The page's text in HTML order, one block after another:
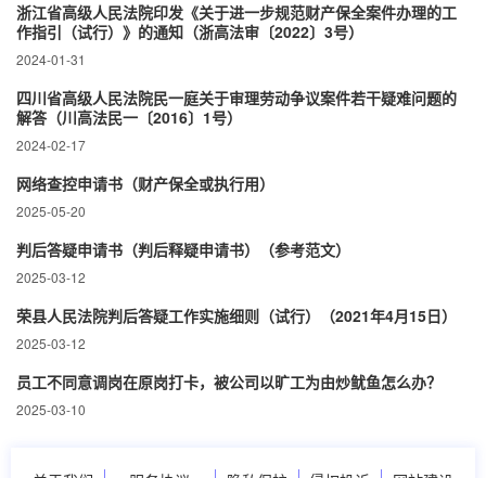
浙江省高级人民法院印发《关于进一步规范财产保全案件办理的工
作指引（试行）》的通知（浙高法审〔2022〕3号）
2024-01-31
四川省高级人民法院民一庭关于审理劳动争议案件若干疑难问题的
解答（川高法民一〔2016〕1号）
2024-02-17
网络查控申请书（财产保全或执行用）
2025-05-20
判后答疑申请书（判后释疑申请书）（参考范文）
2025-03-12
荣县人民法院判后答疑工作实施细则（试行）（2021年4月15日）
2025-03-12
员工不同意调岗在原岗打卡，被公司以旷工为由炒鱿鱼怎么办？
2025-03-10